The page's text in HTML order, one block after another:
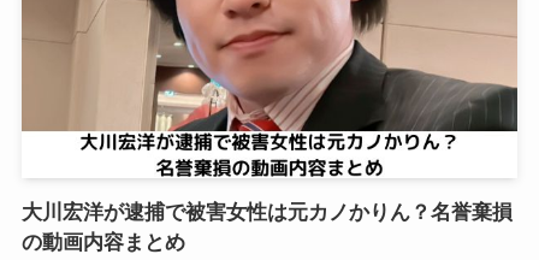
大川宏洋が逮捕で被害女性は元カノかりん？名誉棄損
の動画内容まとめ